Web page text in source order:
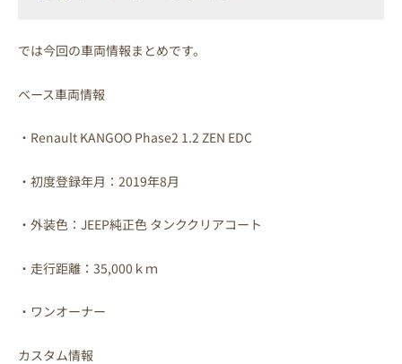
では今回の車両情報まとめです。
ベース車両情報
・Renault KANGOO Phase2 1.2 ZEN EDC
・初度登録年月：2019年8月
・外装色：JEEP純正色 タンククリアコート
・走行距離：35,000ｋｍ
・ワンオーナー
カスタム情報